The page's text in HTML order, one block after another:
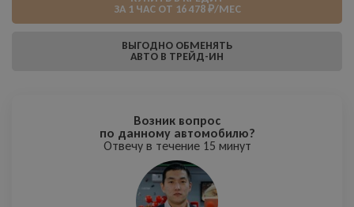
Возник вопрос
по данному автомобилю?
Отвечу в течение 15 минут
ЗА 1 ЧАС ОТ 16 478 ₽/МЕС
ВЫГОДНО ОБМЕНЯТЬ
АВТО В ТРЕЙД-ИН